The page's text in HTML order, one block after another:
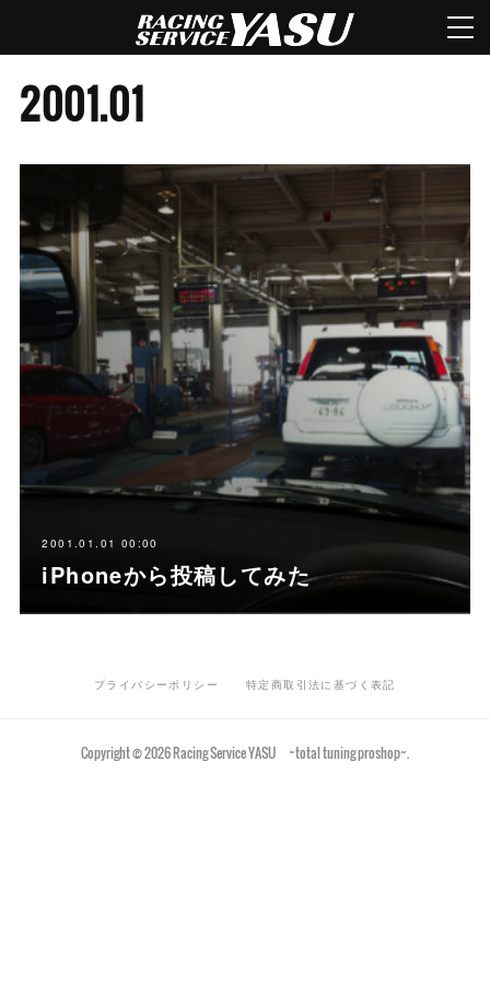
2001.01
2001.01.01 00:00
iPhoneから投稿してみた
プライバシーポリシー 特定商取引法に基づく表記
Copyright ©2026Racing Service YASU ~total tuning proshop~.